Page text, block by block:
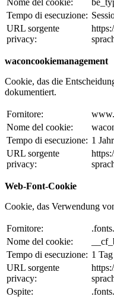
Nome del cookie:
Tempo di esecuzione:
URL sorgente
privacy:
waconcookiemanagement
Cookie, das die
dokumentiert.
Fornitore:
Nome del cookie:
Tempo di esecuzione: 1 Jahr
URL sorgente
privacy:
Web-Font-Cookie
Cookie, das Verwendung
Fornitore:
Nome del cookie:
Tempo di esecuzione: 1 Tag
URL sorgente
privacy:
Ospite: